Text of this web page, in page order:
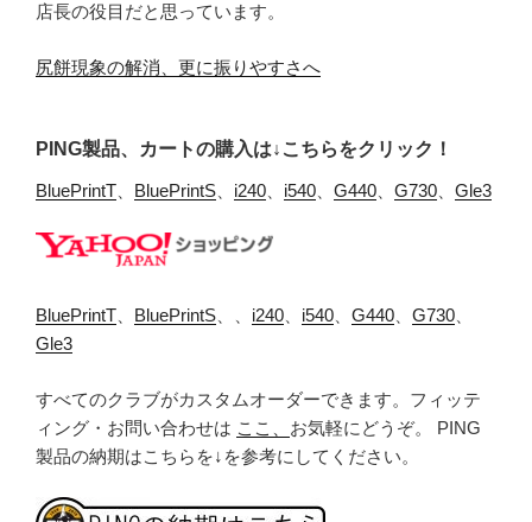
店長の役目だと思っています。
尻餅現象の解消、更に振りやすさへ
PING製品、カートの購入は↓こちらをクリック！
BluePrintT BluePrintS i240 i540 G440 G730 Gle3
BluePrintT BluePrintS i240 i540 G440 G730
Gle3
すべてのクラブがカスタムオーダーできます。フィッテ
ィング・お問い合わせは ここ、 お気軽にどうぞ。 PING
製品の納期はこちらを↓を参考にしてください。